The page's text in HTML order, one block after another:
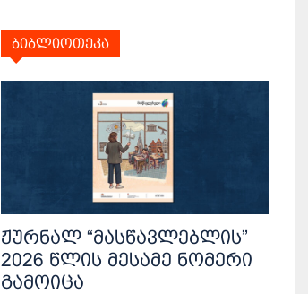
ბიბლიოთეკა
ჟურნალ “მასწავლებლის”
2026 წლის მესამე ნომერი
გამოიცა